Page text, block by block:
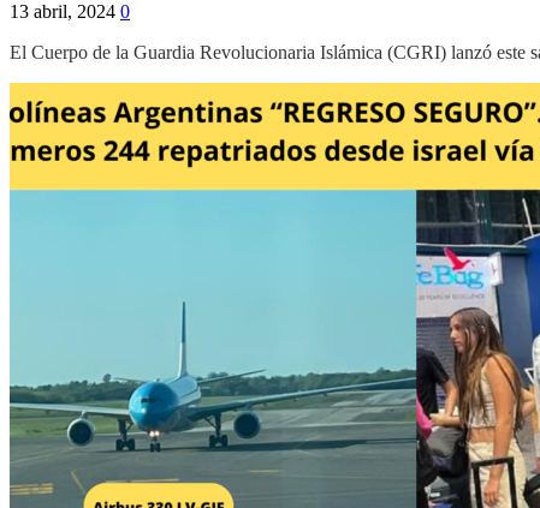
13 abril, 2024 0
El Cuerpo de la Guardia Revolucionaria Islámica (CGRI) lanzó este